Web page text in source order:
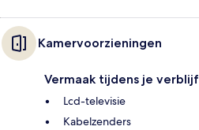
Kamervoorzieningen
Vermaak tijdens je verblijf
Lcd-televisie
Kabelzenders